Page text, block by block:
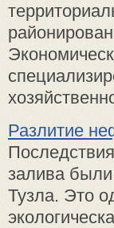
Разлитие
залива
Тузла. Это